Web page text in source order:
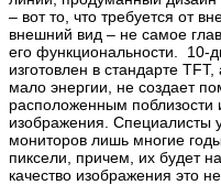
– вот то, что требуется от
внешний вид – не самое
его функциональности. 10-
изготовлен в стандарте
мало энергии, не создает
расположенным поблизости
изображения. Специалисты
мониторов лишь многие
пиксели, причем, их будет
качество изображения это